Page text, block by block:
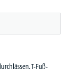
T-Fuß-